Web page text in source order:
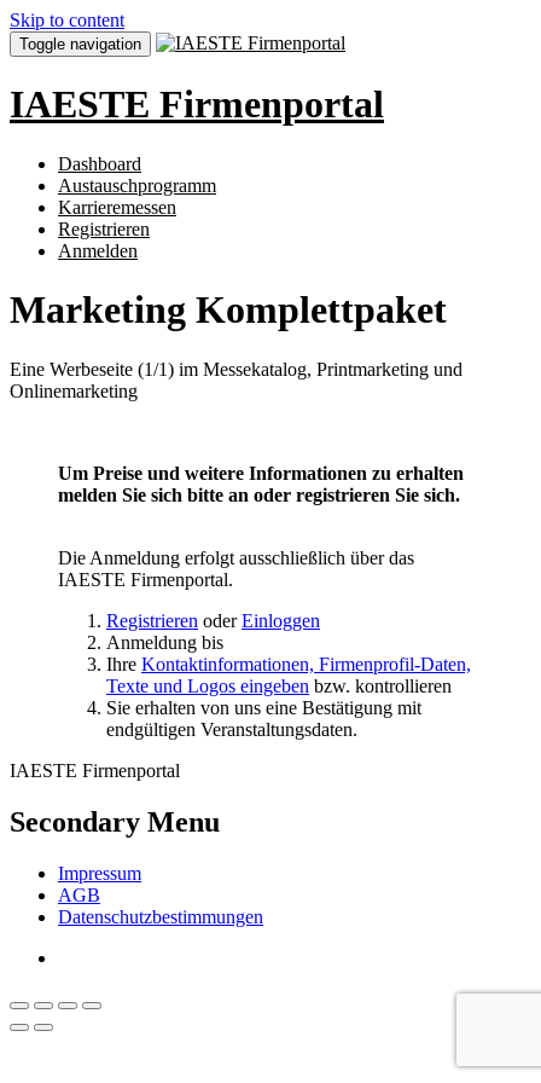
Skip to content
Toggle navigation
IAESTE Firmenportal
Dashboard
Austauschprogramm
Karrieremessen
Registrieren
Anmelden
Marketing Komplettpaket
Eine Werbeseite (1/1) im Messekatalog, Printmarketing und
Onlinemarketing
Um Preise und weitere Informationen zu erhalten
melden Sie sich bitte an oder registrieren Sie sich.
Die Anmeldung erfolgt ausschließlich über das
IAESTE Firmenportal.
Registrieren oderEinloggen
Anmeldung bis
Ihre Kontaktinformationen, Firmenprofil-Daten,
Texte und Logos eingeben bzw. kontrollieren
Sie erhalten von uns eine Bestätigung mit
endgültigen Veranstaltungsdaten.
IAESTE Firmenportal
Secondary Menu
Impressum
AGB
Datenschutzbestimmungen